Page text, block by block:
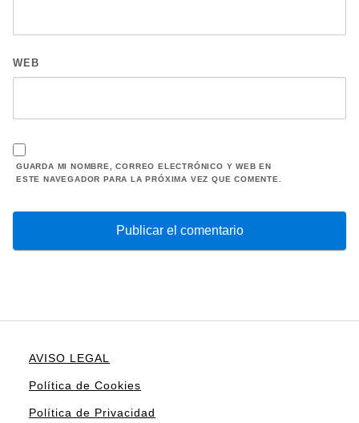
WEB
GUARDA MI NOMBRE, CORREO ELECTRÓNICO Y WEB EN
ESTE NAVEGADOR PARA LA PRÓXIMA VEZ QUE COMENTE.
AVISO LEGAL
Política de Cookies
Política de Privacidad